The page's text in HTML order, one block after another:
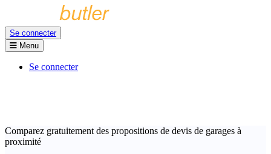
Se connecter
Menu
Se connecter
Comparez gratuitement des propositions de devis de garages à
proximité